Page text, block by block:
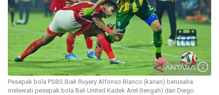
Pesepak bola PSBS Biak Ruyery Alfonso Blanco (kanan) berusaha
melewati pesepak bola Bali United Kadek Arel (tengah) dan Diego